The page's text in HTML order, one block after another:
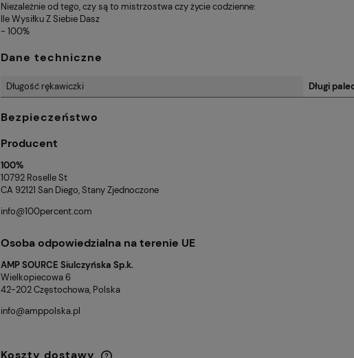
Niezależnie od tego, czy są to mistrzostwa czy życie codzienne:
Ile Wysiłku Z Siebie Dasz
- 100%
Dane techniczne
Długość rękawiczki Długi
Bezpieczeństwo
Producent
100%
10792 Roselle St
CA 92121 San Diego, Stany Zjednoczone
info@100percent.com
Osoba odpowiedzialna na terenie UE
AMP SOURCE Siulczyńska Sp.k.
Wielkopiecowa 6
42-202 Częstochowa, Polska
info@amppolska.pl
Koszty dostawy